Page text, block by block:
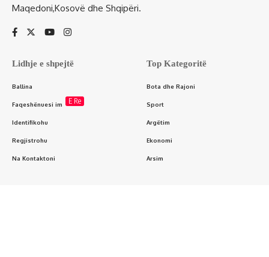
Maqedoni,Kosovë dhe Shqipëri.
Lidhje e shpejtë
Ballina
Faqeshënuesi im E Re
Identifikohu
Regjistrohu
Na Kontaktoni
Top Kategoritë
Bota dhe Rajoni
Sport
Argëtim
Ekonomi
Arsim